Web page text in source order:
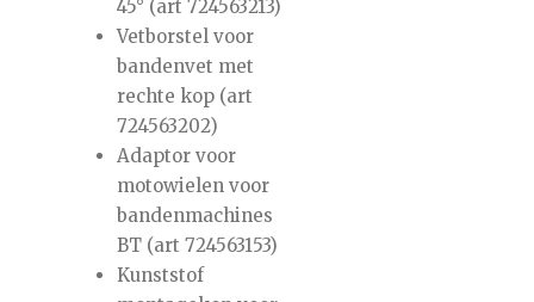
45° (art 724563213)
Vetborstel voor
bandenvet met
rechte kop (art
724563202)
Adaptor voor
motowielen voor
bandenmachines
BT (art 724563153)
Kunststof